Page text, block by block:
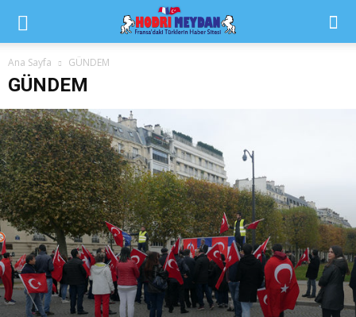
Ana Sayfa GÜNDEM
GÜNDEM